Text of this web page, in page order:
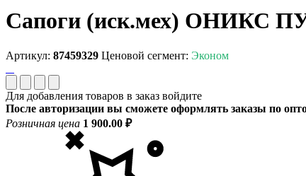
Сапоги (иск.мех) ОНИКС
Артикул: 87459329 Ценовой сегмент: Эконом
Для добавления товаров в заказ войдите
После авторизации вы сможете оформлять заказы по
Розничная цена 1 900.00 ₽